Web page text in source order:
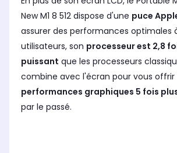
New M1 8 512 dispose d'une puce
assurer des performances optimales
utilisateurs, son processeur est 2,8
puissant que les processeurs
combine avec l'écran pour vous offrir
performances graphiques 5 fois
par le passé.